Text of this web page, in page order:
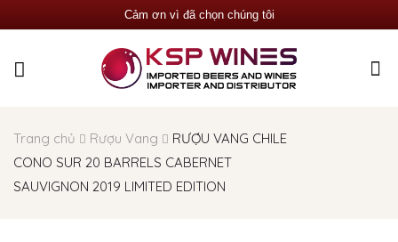
Cảm ơn vì đã chọn chúng tôi
Trang chủ Rượu Vang
RƯỢU VANG CHILE
CONO SUR 20 BARRELS CABERNET
SAUVIGNON 2019 LIMITED EDITION